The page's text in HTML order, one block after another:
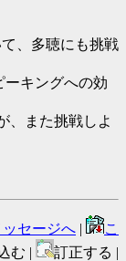
、多聴にも挑戦
キングへの効
、また挑戦しよ
ッセージへ |
こ
む |
訂正する |